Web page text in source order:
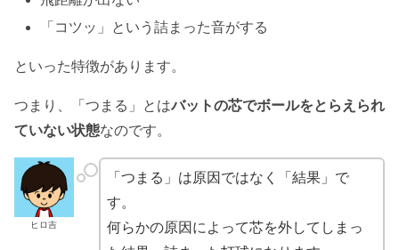
「コツッ」という詰まった音がする
といった特徴があります。
つまり、「つまる」とはバットの芯でボールをとらえられ
ていない状態なのです。
ヒロ吉
「つまる」は原因ではなく「結果」で
す。
何らかの原因によって芯を外してしまっ